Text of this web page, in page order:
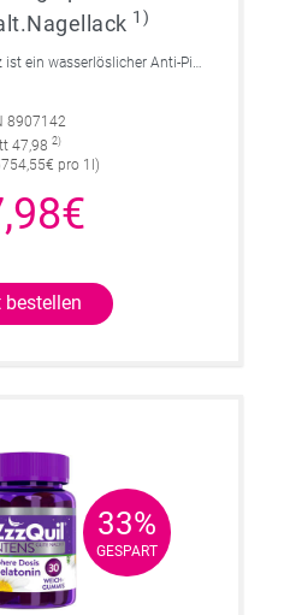
1)
Ciclopoli gegen Nagelpilz ist ein wasserlöslicher Anti-Pilz-Lack mit Tiefwirk-Effekt. Einfach anzuwenden. Stark in der Wirkung.
8907142
47,98 2)
pro 1l)
bestellen
33%
GESPART
33%
GESPART